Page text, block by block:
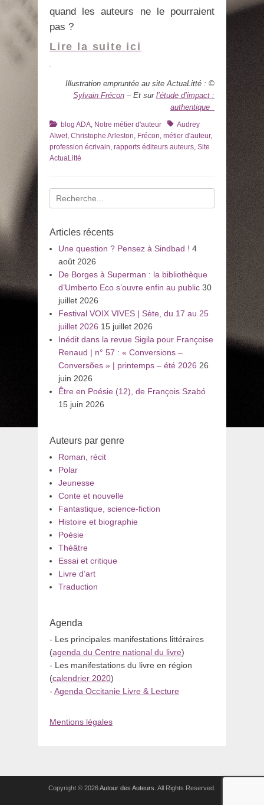
quand les auteurs ne le pourraient
pas ?
Lire la suite ici
Illustration empruntée au site ActuaLitté : ©
Sylvain Frécon – Et sur l’étude d’impact :
authentique
Catégories
blog ADA, Notre métier d'auteur TagsAudrey
Alwet, Christophe Arleston, Frécon, métier d'auteur,
profession écrivain, rapports éditeurs auteurs, Site
ActuaLitté
Recherche
pour
Articles récents
Une question ? Pensez à Sindbad ! 4
août 2026
De Borges à Superman : la bibliothèque
d’Umberto Eco s’ouvre enfin au public 30
juillet 2026
Festival VOIX VIVES | Sète, du 17 au 25
juillet 2026 15 juillet 2026
Inédit dans la revue Sigila pour Françoise
Renaud | n° 57 : « Conversions –
Conversões » | printemps – été 2026 26
juin 2026
Être en Poésie (12), de François Szabó
15 juin 2026
Auteurs par genre
Roman, récit
Polar
Jeunesse
Conte et nouvelle
Fantastique, science-fiction
Histoire et biographie
Poésie
Théâtre
Essai et critique
Livre d’art
Traduction
Agenda
- Les principales manifestations littéraires
(agenda du Centre national du livre)
- Les manifestations du livre en région
(calendrier 2020)
- Agenda Occitanie Livre & Lecture
Mentions légales
Copyright © 2026Autour des Auteurs . All Rights Reserved.